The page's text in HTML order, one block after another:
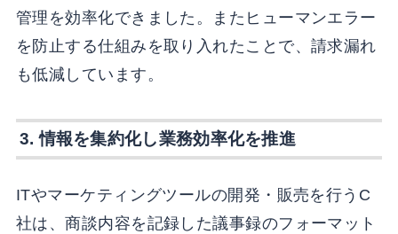
管理を効率化できました。またヒューマンエラー
を防止する仕組みを取り入れたことで、請求漏れ
も低減しています。
3. 情報を集約化し業務効率化を推進
ITやマーケティングツールの開発・販売を行うC
社は、商談内容を記録した議事録のフォーマット